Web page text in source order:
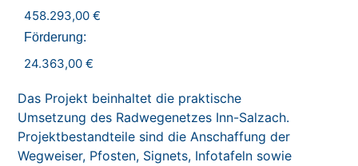
458.293,00 €
Förderung:
24.363,00 €
Das Projekt beinhaltet die praktische
Umsetzung des Radwegenetzes Inn-Salzach.
Projektbestandteile sind die Anschaffung der
Wegweiser, Pfosten, Signets, Infotafeln sowie